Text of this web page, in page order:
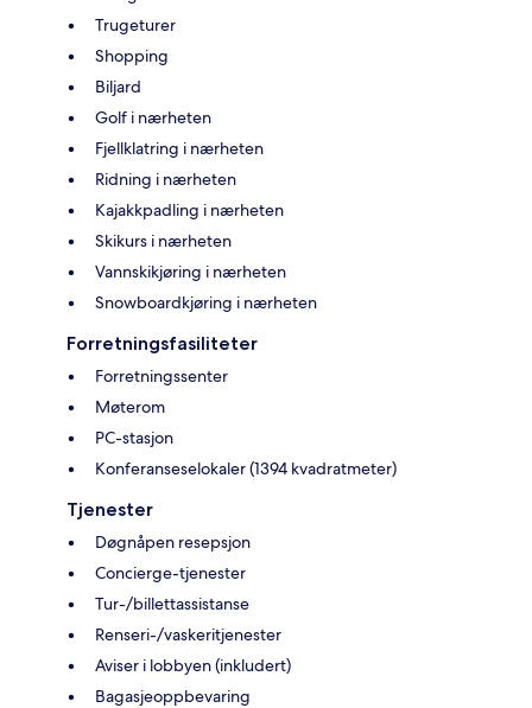
Trugeturer
Shopping
Biljard
Golf i nærheten
Fjellklatring i nærheten
Ridning i nærheten
Kajakkpadling i nærheten
Skikurs i nærheten
Vannskikjøring i nærheten
Snowboardkjøring i nærheten
Forretningsfasiliteter
Forretningssenter
Møterom
PC-stasjon
Konferanseselokaler (1394 kvadratmeter)
Tjenester
Døgnåpen resepsjon
Concierge-tjenester
Tur-/billettassistanse
Renseri-/vaskeritjenester
Aviser i lobbyen (inkludert)
Bagasjeoppbevaring